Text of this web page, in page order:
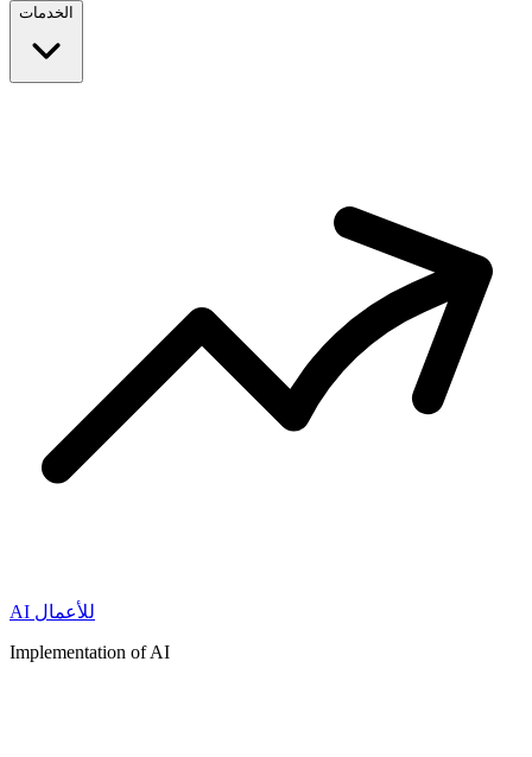
الخدمات
AI للأعمال
Implementation of AI